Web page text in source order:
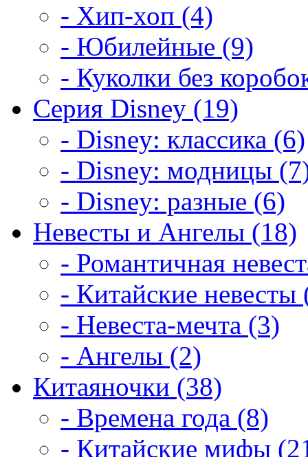
- Хип-хоп (4)
- Юбилейные (9)
- Куколки без
Серия Disney (19)
- Disney: классика (6)
- Disney: модницы
- Disney: разные (6)
Невесты и Ангелы (18)
- Романтичная
- Китайские невесты
- Невеста-мечта (3)
- Ангелы (2)
Китаяночки (38)
- Времена года (8)
- Китайские мифы